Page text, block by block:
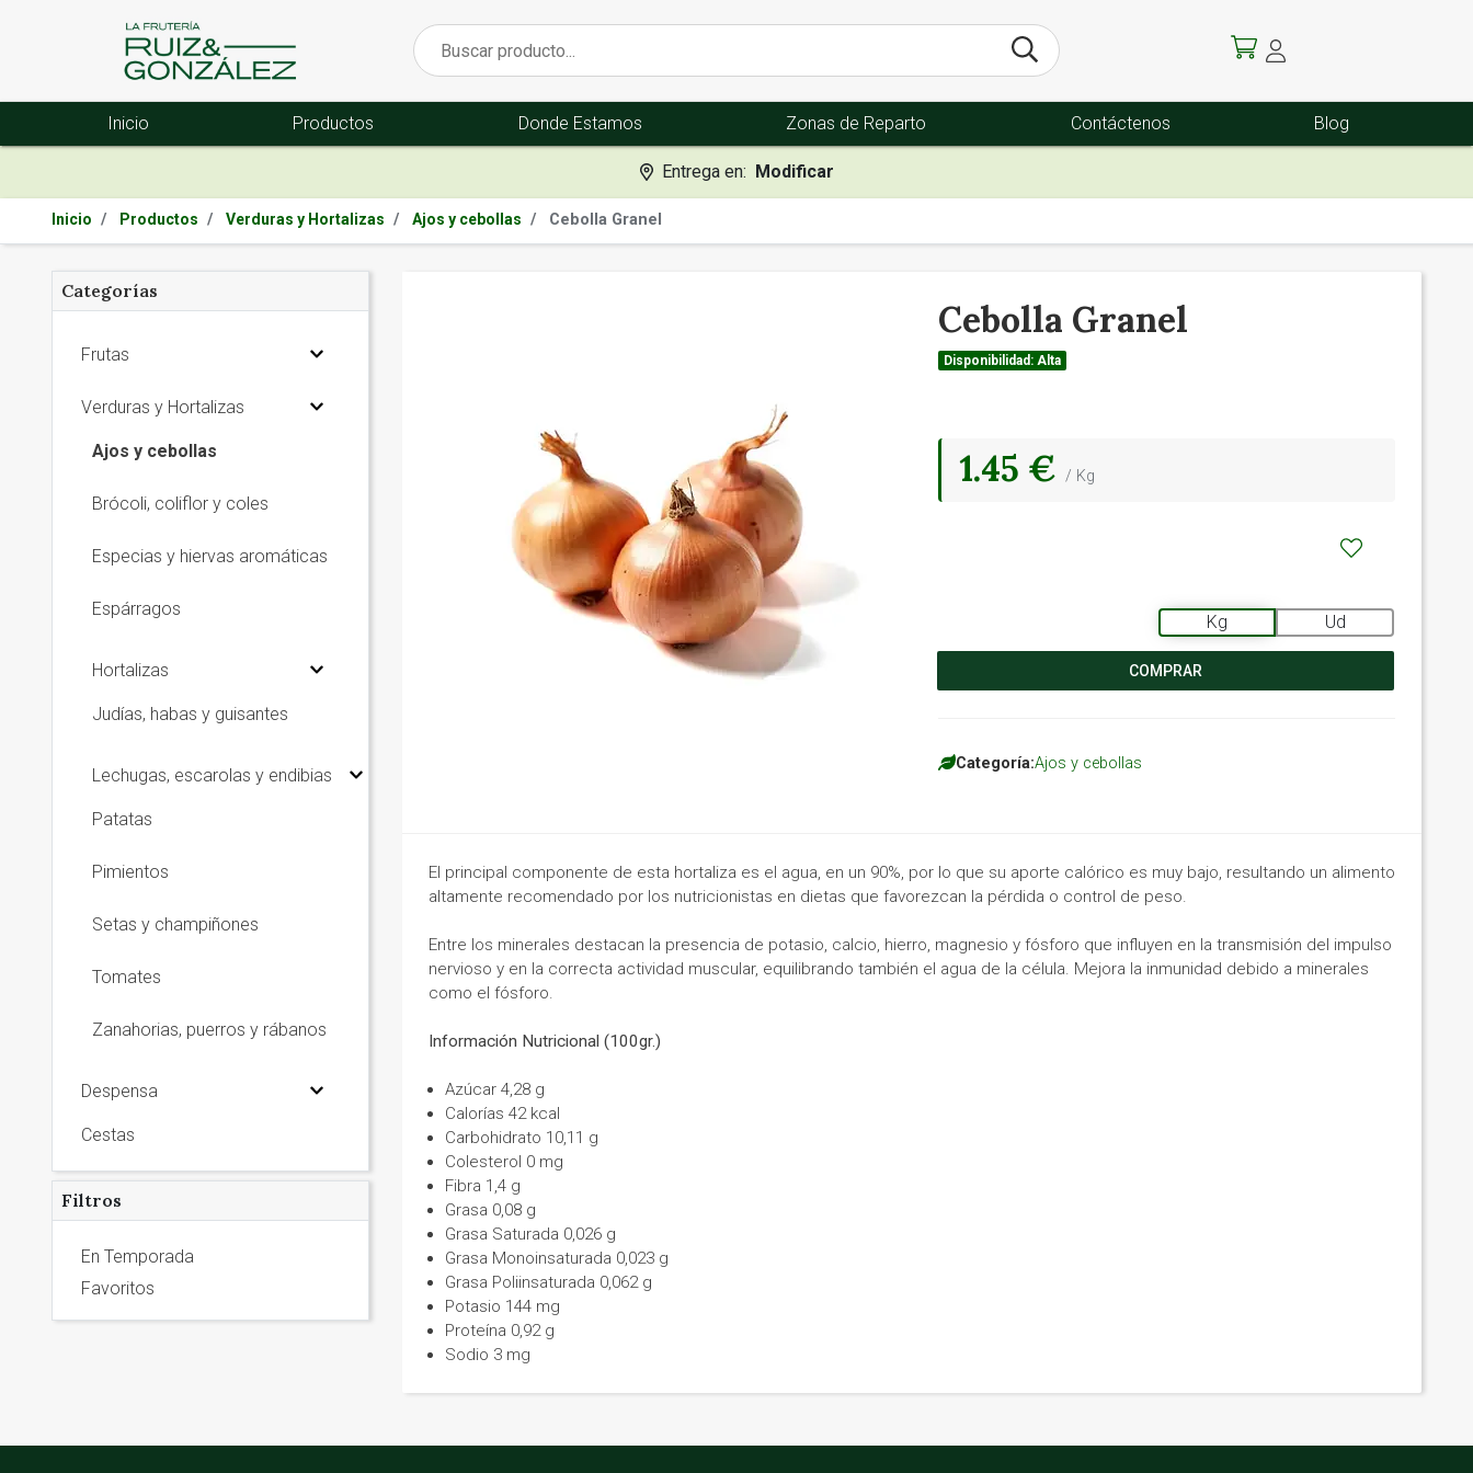
Inicio Productos Donde Estamos Zonas de Reparto Contáctenos Blog
Entrega en: Modificar
Inicio Productos Verduras y Hortalizas Ajos y cebollas Cebolla Granel
Categorías
Frutas
Verduras y Hortalizas
Ajos y cebollas
Brócoli, coliflor y coles
Especias y hiervas aromáticas
Espárragos
Hortalizas
Judías, habas y guisantes
Lechugas, escarolas y endibias
Patatas
Pimientos
Setas y champiñones
Tomates
Zanahorias, puerros y rábanos
Despensa
Cestas
Filtros
En Temporada
Favoritos
Cebolla Granel
Disponibilidad: Alta
1.45 € / Kg
Kg Ud
COMPRAR
Categoría:Ajos y cebollas
El principal componente de esta hortaliza es el agua, en un 90%, por lo que su aporte calórico es muy bajo, resultando un alimento
altamente recomendado por los nutricionistas en dietas que favorezcan la pérdida o control de peso.
Entre los minerales destacan la presencia de potasio, calcio, hierro, magnesio y fósforo que influyen en la transmisión del impulso
nervioso y en la correcta actividad muscular, equilibrando también el agua de la célula. Mejora la inmunidad debido a minerales
como el fósforo.
Información Nutricional (100gr.)
Azúcar 4,28 g
Calorías 42 kcal
Carbohidrato 10,11 g
Colesterol 0 mg
Fibra 1,4 g
Grasa 0,08 g
Grasa Saturada 0,026 g
Grasa Monoinsaturada 0,023 g
Grasa Poliinsaturada 0,062 g
Potasio 144 mg
Proteína 0,92 g
Sodio 3 mg